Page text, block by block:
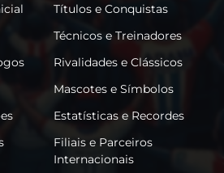
Títulos e Conquistas
Técnicos e Treinadores
Rivalidades e Clássicos
Mascotes e Símbolos
Estatísticas e Recordes
Filiais e Parceiros
Internacionais